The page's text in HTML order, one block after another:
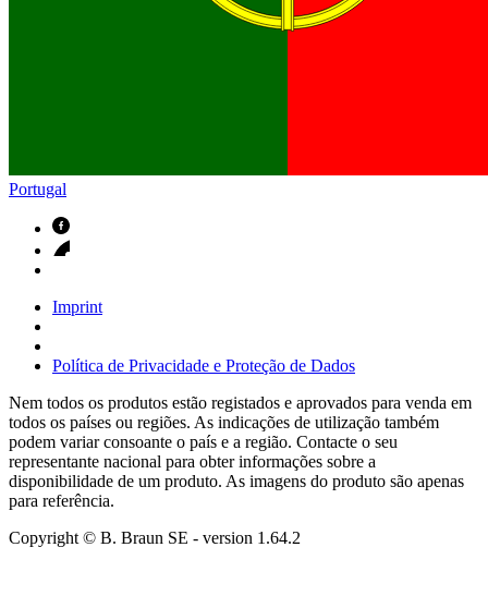
Portugal
Imprint
Política de Privacidade e Proteção de Dados
Nem todos os produtos estão registados e aprovados para venda em
todos os países ou regiões. As indicações de utilização também
podem variar consoante o país e a região. Contacte o seu
representante nacional para obter informações sobre a
disponibilidade de um produto. As imagens do produto são apenas
para referência.
Copyright © B. Braun SE - version 1.64.2